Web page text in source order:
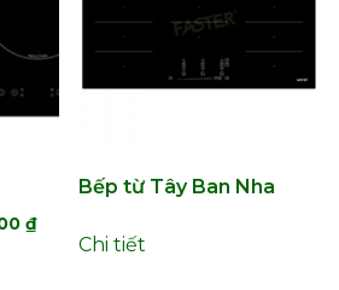
₫Giá
Bếp từ Tây Ban Nha
Chi tiết